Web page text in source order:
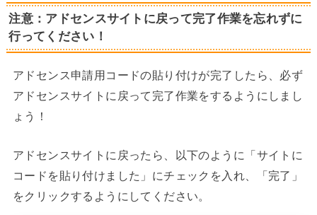
注意：アドセンスサイトに戻って完了作業を忘れずに
行ってください！
アドセンス申請用コードの貼り付けが完了したら、必ず
アドセンスサイトに戻って完了作業をするようにしまし
ょう！
アドセンスサイトに戻ったら、以下のように「サイトに
コードを貼り付けました」にチェックを入れ、「完了」
をクリックするようにしてください。